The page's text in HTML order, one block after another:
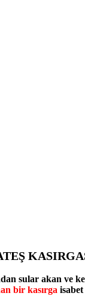
sular akan ve
bir kasırga